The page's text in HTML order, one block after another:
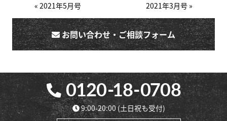
« 2021年5月号 2021年3月号 »
お問い合わせ・ご相談フォーム
9:00-20:00(土日祝も受付)